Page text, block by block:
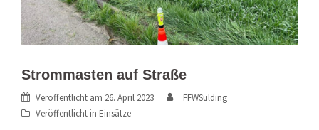
Strommasten auf Straße
Veröffentlicht am 26. April 2023
FFWSulding
Veröffentlicht in Einsätze